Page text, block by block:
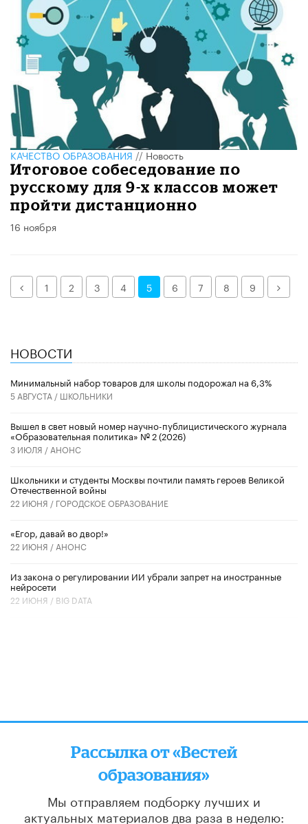
КАЧЕСТВО ОБРАЗОВАНИЯ//Новость
Итоговое собеседование по
русскому для 9-х классов может
пройти дистанционно
16 ноября
Назад1 2 3 4 5 6 7 8 9 Далее
НОВОСТИ
Минимальный набор товаров для школы подорожал на 6,3%
5 АВГУСТА / ШКОЛЬНИКИ
Вышел в свет новый номер научно-публицистического журнала
«Образовательная политика» № 2 (2026)
3 ИЮЛЯ / АНОНС
Школьники и студенты Москвы почтили память героев Великой
Отечественной войны
22 ИЮНЯ / ГОРОДСКОЕ ОБРАЗОВАНИЕ
«Егор, давай во двор!»
22 ИЮНЯ / АНОНС
Из закона о регулировании ИИ убрали запрет на иностранные
нейросети
22 ИЮНЯ / BIG DATA
Рассылка от «Вестей
образования»
Мы отправляем подборку лучших и
актуальных материалов два раза в неделю: